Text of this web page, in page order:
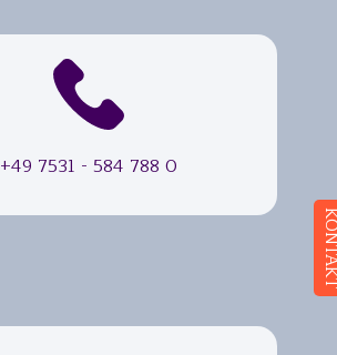
+49 7531 - 584 788 0